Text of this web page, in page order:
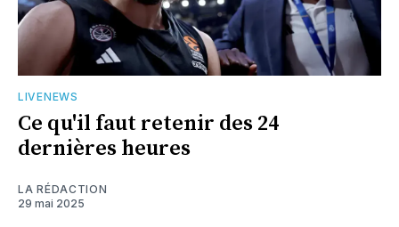
LIVENEWS
Ce qu'il faut retenir des 24
dernières heures
LA RÉDACTION
29 mai 2025